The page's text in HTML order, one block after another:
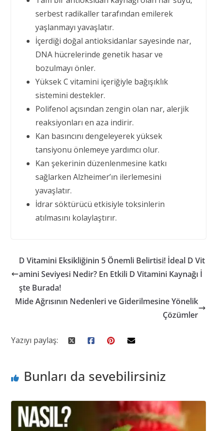
serbest radikaller tarafından emilerek
yaşlanmayı yavaşlatır.
İçerdiği doğal antioksidanlar sayesinde nar,
DNA hücrelerinde genetik hasar ve
bozulmayı önler.
Yüksek C vitamini içeriğiyle bağışıklık
sistemini destekler.
Polifenol açısından zengin olan nar, alerjik
reaksiyonları en aza indirir.
Kan basıncını dengeleyerek yüksek
tansiyonu önlemeye yardımcı olur.
Kan şekerinin düzenlenmesine katkı
sağlarken Alzheimer’ın ilerlemesini
yavaşlatır.
İdrar söktürücü etkisiyle toksinlerin
atılmasını kolaylaştırır.
navigation
D Vitamini Eksikliğinin 5 Önemli Belirtisi! İdeal D Vit
amini Seviyesi Nedir? En Etkili D Vitamini Kaynağı İ
şte Burada!
Mide Ağrısının Nedenleri ve Giderilmesine Yönelik
Çözümler
Yazıyı paylaş:
Bunları da sevebilirsiniz